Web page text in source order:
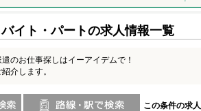
イト・パートの求人情報一覧
のお仕事探しはイーアイデムで！
介します。
この条件の求人